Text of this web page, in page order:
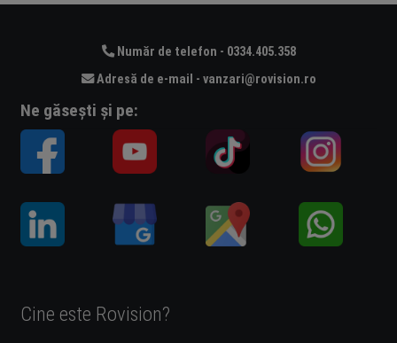
Număr de telefon - 0334.405.358
Adresă de e-mail - vanzari@rovision.ro
Ne găsești și pe:
Cine este Rovision?